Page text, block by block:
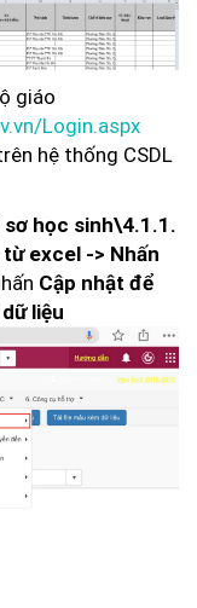
giáo
Login.aspx
hệ thống CSDL
học sinh\4.1.1.
excel -> Nhấn
Cập nhật để
liệu